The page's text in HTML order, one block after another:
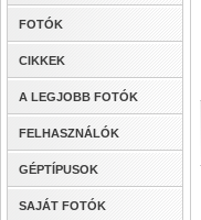
FOTÓK
CIKKEK
A LEGJOBB FOTÓK
FELHASZNÁLÓK
GÉPTÍPUSOK
SAJÁT FOTÓK